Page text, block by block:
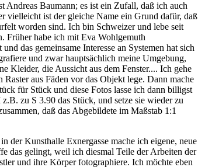
Andreas Baumann; es ist ein Zufall, daß ich auch
vielleicht ist der gleiche Name ein Grund dafür, daß
worden sind. Ich bin Schweizer und lebe seit
Früher habe ich mit Eva Wohlgemuth
und das gemeinsame Interesse an Systemen hat sich
und zwar hauptsächlich meine Umgebung,
Kleider, die Aussicht aus dem Fenster.... Ich gehe
Raster aus Fäden vor das Objekt lege. Dann mache
für Stück und diese Fotos lasse ich dann billigst
zu S 3.90 das Stück, und setze sie wieder zu
daß das Abgebildete im Maßstab 1:1
der Kunsthalle Exnergasse mache ich eigene, neue
das gelingt, weil ich diesmal Teile der Arbeiten der
und ihre Körper fotographiere. Ich möchte eben